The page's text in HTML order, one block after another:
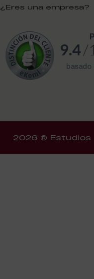
¿Eres una empresa?
9.4/
basado
2026 ® Estudios